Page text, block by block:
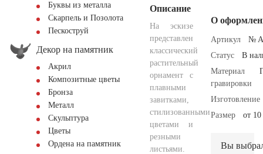
Буквы из металла
Скарпель и Позолота
Пескоструй
Декор на памятник
Акрил
Композитные цветы
Бронза
Металл
Скульптура
Цветы
Ордена на памятник
Описание
На эскизе
представлен
классический
растительный
орнамент с
плавными
завитками,
стилизованными
цветами и
резными
листьями.
О
Артикул
№
Статус
В
Материал
гравировки
Изготовление
Размер
от
Вы